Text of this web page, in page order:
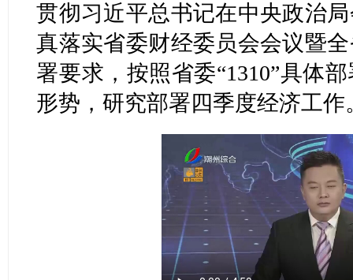
贯彻习近平总书记在中央政治
真落实省委财经委员会会议暨
署要求，按照省委“1310”具体
形势，研究部署四季度经济工